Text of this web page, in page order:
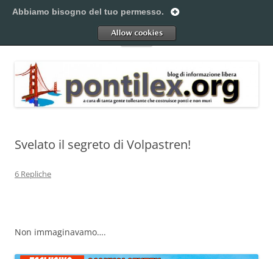
al
Pontilex
Menu
Svelato il segreto di Volpastren!
6 Repliche
Non immaginavamo….
Abbiamo bisogno del tuo permesso.